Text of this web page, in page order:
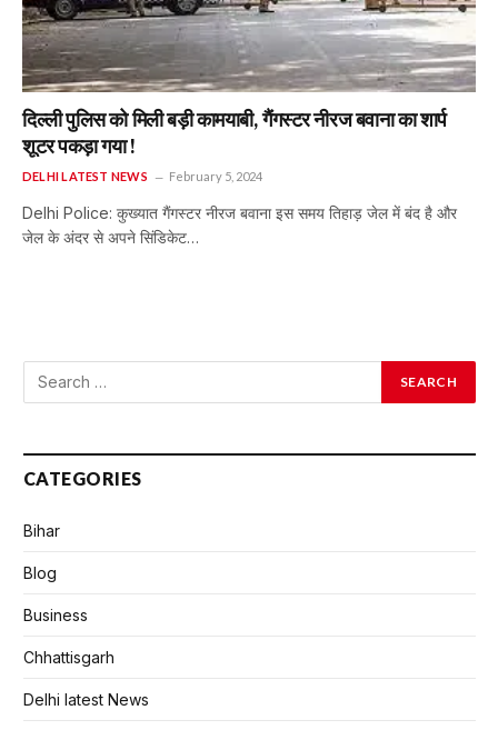
दिल्ली पुलिस को मिली बड़ी कामयाबी, गैंगस्टर नीरज बवाना का शार्प
शूटर पकड़ा गया !
DELHI LATEST NEWS February 5, 2024
Delhi Police: कुख्यात गैंगस्टर नीरज बवाना इस समय तिहाड़ जेल में बंद है और
जेल के अंदर से अपने सिंडिकेट…
CATEGORIES
Bihar
Blog
Business
Chhattisgarh
Delhi latest News